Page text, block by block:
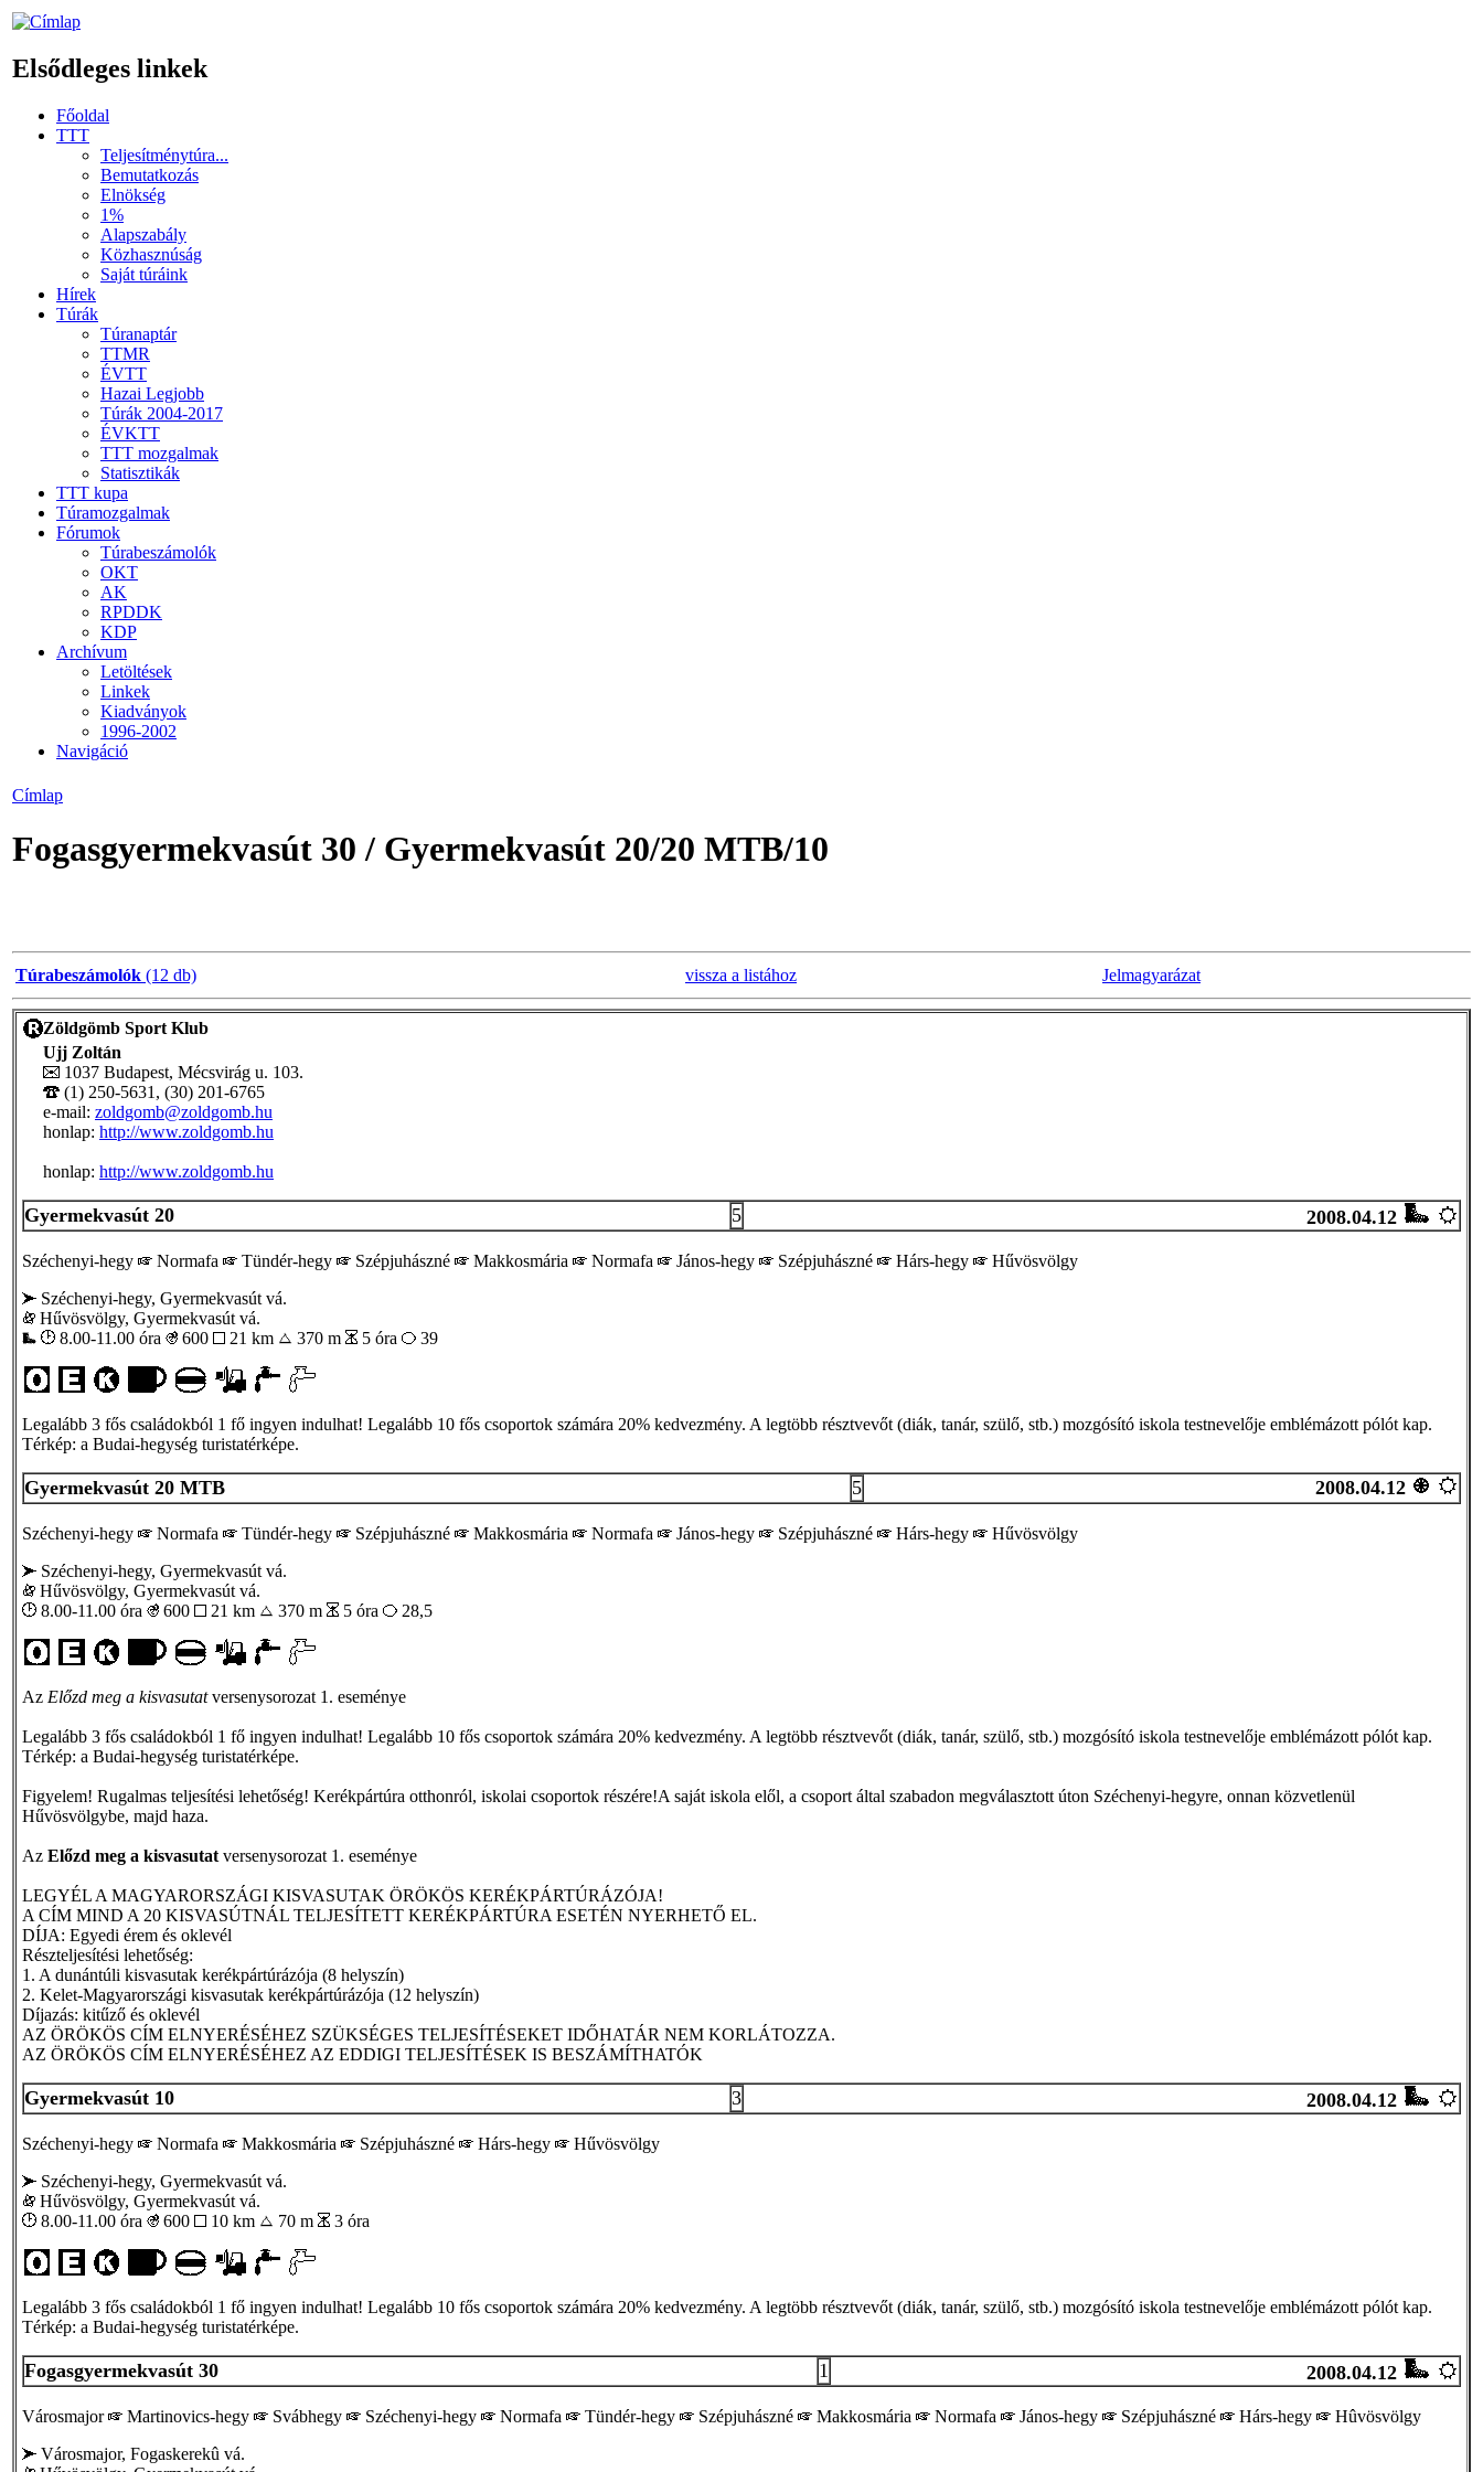
Elsődleges linkek
Főoldal
TTT
Teljesítménytúra...
Bemutatkozás
Elnökség
1%
Alapszabály
Közhasznúság
Saját túráink
Hírek
Túrák
Túranaptár
TTMR
ÉVTT
Hazai Legjobb
Túrák 2004-2017
ÉVKTT
TTT mozgalmak
Statisztikák
TTT kupa
Túramozgalmak
Fórumok
Túrabeszámolók
OKT
AK
RPDDK
KDP
Archívum
Letöltések
Linkek
Kiadványok
1996-2002
Navigáció
Címlap
Fogasgyermekvasút 30 / Gyermekvasút 20/20 MTB/10
Túrabeszámolók (12 db) vissza a listához Jelmagyarázat
Zöldgömb Sport Klub
Ujj Zoltán
1037 Budapest, Mécsvirág u. 103.
(1) 250-5631, (30) 201-6765
e-mail: zoldgomb@zoldgomb.hu
honlap: http://www.zoldgomb.hu
honlap: http://www.zoldgomb.hu
Gyermekvasút 20 5 2008.04.12
Széchenyi-hegy Normafa Tündér-hegy Szépjuhászné Makkosmária Normafa János-hegy Szépjuhászné Hárs-hegy
Hűvösvölgy
Széchenyi-hegy, Gyermekvasút vá.
Hűvösvölgy, Gyermekvasút vá.
8.00-11.00 óra
600 21 km 370 m 5 óra 39
Legalább 3 fős családokból 1 fő ingyen indulhat! Legalább 10 fős csoportok számára 20% kedvezmény. A legtöbb résztvevőt (diák, tanár, szülő, stb.) mozgósító iskola testnevelője emblémázott pólót kap.
Térkép: a Budai-hegység turistatérképe.
Gyermekvasút 20 MTB 5 2008.04.12
Széchenyi-hegy Normafa Tündér-hegy Szépjuhászné Makkosmária Normafa János-hegy Szépjuhászné Hárs-hegy
Hűvösvölgy
Széchenyi-hegy, Gyermekvasút vá.
Hűvösvölgy, Gyermekvasút vá.
8.00-11.00 óra
600 21 km 370 m 5 óra 28,5
Az Előzd meg a kisvasutatversenysorozat 1. eseménye
Legalább 3 fős családokból 1 fő ingyen indulhat! Legalább 10 fős csoportok számára 20% kedvezmény. A legtöbb résztvevőt (diák, tanár, szülő, stb.) mozgósító iskola testnevelője emblémázott pólót kap.
Térkép: a Budai-hegység turistatérképe.
Figyelem! Rugalmas teljesítési lehetőség! Kerékpártúra otthonról, iskolai csoportok részére!A saját iskola elől, a csoport által szabadon megválasztott úton Széchenyi-hegyre, onnan közvetlenül
Hűvösvölgybe, majd haza.
Az Előzd meg a kisvasutat versenysorozat 1. eseménye
LEGYÉL A MAGYARORSZÁGI KISVASUTAK ÖRÖKÖS KERÉKPÁRTÚRÁZÓJA!
A CÍM MIND A 20 KISVASÚTNÁL TELJESÍTETT KERÉKPÁRTÚRA ESETÉN NYERHETŐ EL.
DÍJA: Egyedi érem és oklevél
Részteljesítési lehetőség:
1. A dunántúli kisvasutak kerékpártúrázója (8 helyszín)
2. Kelet-Magyarországi kisvasutak kerékpártúrázója (12 helyszín)
Díjazás: kitűző és oklevél
AZ ÖRÖKÖS CÍM ELNYERÉSÉHEZ SZÜKSÉGES TELJESÍTÉSEKET IDŐHATÁR NEM KORLÁTOZZA.
AZ ÖRÖKÖS CÍM ELNYERÉSÉHEZ AZ EDDIGI TELJESÍTÉSEK IS BESZÁMÍTHATÓK
Gyermekvasút 10 3 2008.04.12
Széchenyi-hegy Normafa Makkosmária Szépjuhászné Hárs-hegy
Hűvösvölgy
Széchenyi-hegy, Gyermekvasút vá.
Hűvösvölgy, Gyermekvasút vá.
8.00-11.00 óra
600 10 km 70 m 3 óra
Legalább 3 fős családokból 1 fő ingyen indulhat! Legalább 10 fős csoportok számára 20% kedvezmény. A legtöbb résztvevőt (diák, tanár, szülő, stb.) mozgósító iskola testnevelője emblémázott pólót kap.
Térkép: a Budai-hegység turistatérképe.
Fogasgyermekvasút 30 1 2008.04.12
Városmajor Martinovics-hegy Svábhegy Széchenyi-hegy Normafa Tündér-hegy Szépjuhászné Makkosmária Normafa János-hegy Szépjuhászné Hárs-hegy
Hûvösvölgy
Városmajor, Fogaskerekû vá.